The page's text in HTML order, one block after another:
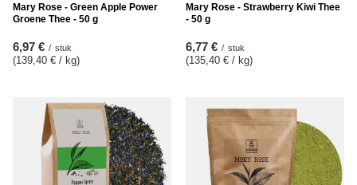
Mary Rose - Green Apple Power
Groene Thee - 50 g
6,97 € / stuk
(139,40 € / kg)
Mary Rose - Strawberry Kiwi Thee
- 50 g
6,77 € / stuk
(135,40 € / kg)